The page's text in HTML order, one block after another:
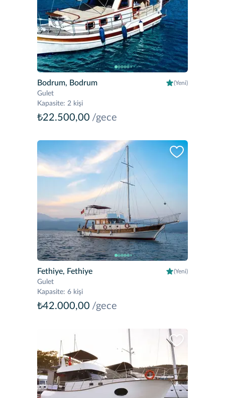
Bodrum, Bodrum (Yeni)
Gulet
Kapasite: 2 kişi
₺22.500,00 /gece
Fethiye, Fethiye (Yeni)
Gulet
Kapasite: 6 kişi
₺42.000,00 /gece